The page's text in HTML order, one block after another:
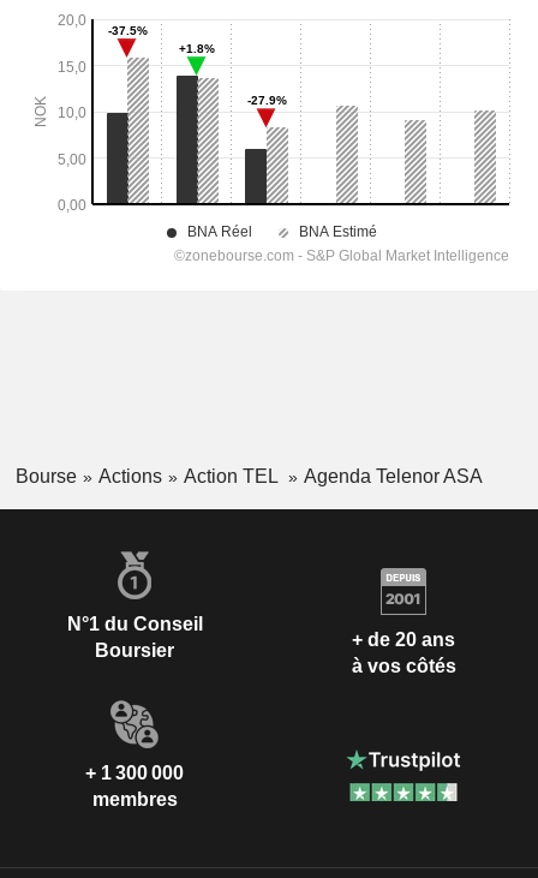
Bourse Actions Action TEL Agenda Telenor ASA
N°1 du Conseil
Boursier
+ de 20 ans
à vos côtés
+ 1 300 000
membres